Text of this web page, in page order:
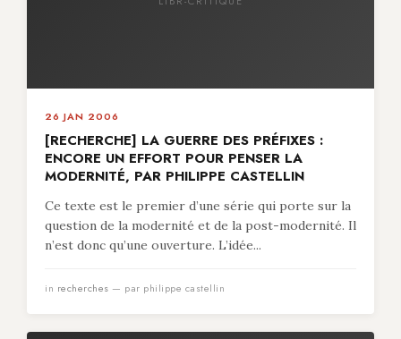
26 JAN 2006
[RECHERCHE] LA GUERRE DES PRÉFIXES :
ENCORE UN EFFORT POUR PENSER LA
MODERNITÉ, PAR PHILIPPE CASTELLIN
Ce texte est le premier d’une série qui porte sur la
question de la modernité et de la post-modernité. Il
n’est donc qu’une ouverture. L’idée...
in recherches — par philippe castellin